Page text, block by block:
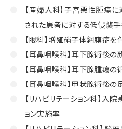
【産婦人科】子宮悪性腫瘍
された患者に対する低侵襲
【眼科】増殖硝子体網膜症
【耳鼻咽喉科】耳下腺術後
【耳鼻咽喉科】耳下腺腫瘍の
【耳鼻咽喉科】甲状腺術後
【リハビリテーション科】入
ョン実施率